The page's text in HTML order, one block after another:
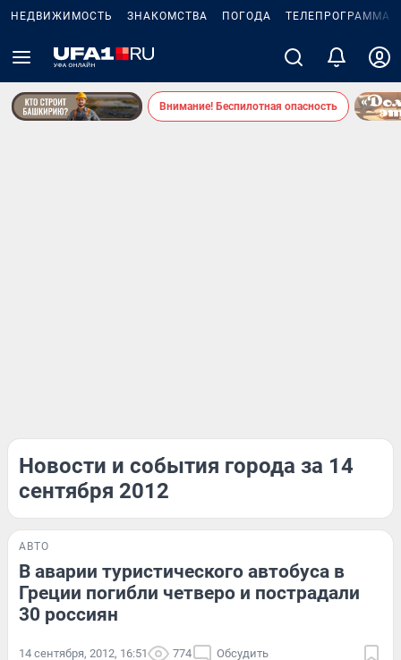
НЕДВИЖИМОСТЬ ЗНАКОМСТВА ПОГОДА ТЕЛЕПРОГРАММА
Внимание! Беспилотная опасность
Новости и события города за 14
сентября 2012
АВТО
В аварии туристического автобуса в
Греции погибли четверо и пострадали
30 россиян
14 сентября, 2012, 16:51 774 Обсудить